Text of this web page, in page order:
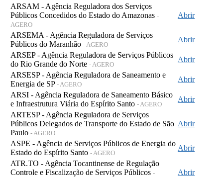
ARSAM - Agência Reguladora dos Serviços
Públicos Concedidos do Estado do Amazonas -
AGERO
Abrir
ARSEMA - Agência Reguladora de Serviços
Públicos do Maranhão - AGERO
Abrir
ARSEP - Agência Reguladora de Serviços Públicos
do Rio Grande do Norte - AGERO
Abrir
ARSESP - Agência Reguladora de Saneamento e
Energia de SP - AGERO
Abrir
ARSI - Agência Reguladora de Saneamento Básico
e Infraestrutura Viária do Espírito Santo - AGERO
Abrir
ARTESP - Agência Reguladora de Serviços
Públicos Delegados de Transporte do Estado de São
Paulo - AGERO
Abrir
ASPE - Agência de Serviços Públicos de Energia do
Estado do Espírito Santo - AGERO
Abrir
ATR.TO - Agência Tocantinense de Regulação
Controle e Fiscalização de Serviços Públicos -
Abrir